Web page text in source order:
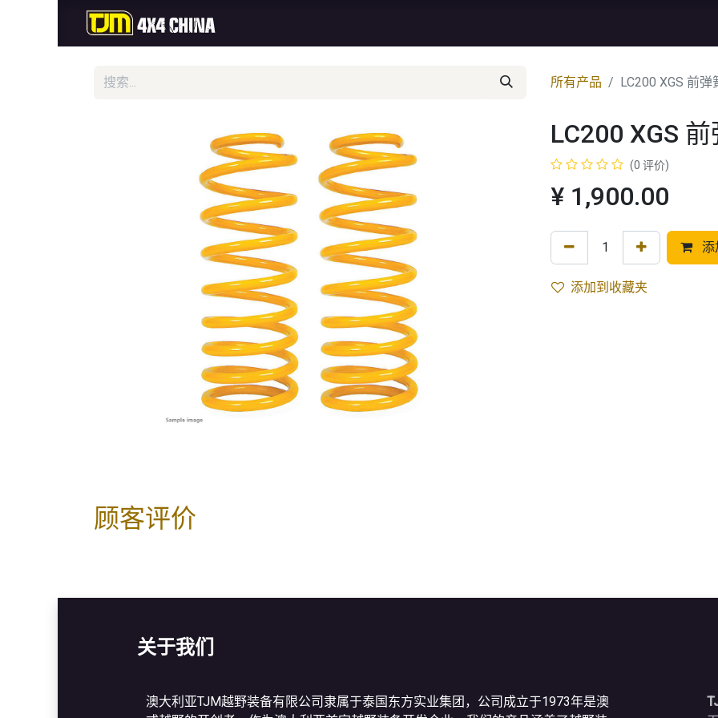
所有产品 LC200 XGS 前
LC200 XGS
(0 评价)
¥ 1,900.00
添
添加到收藏夹
顾客评价
关于我们
澳大利亚TJM越野装备有限公司隶属于泰国东方实业集团，公司成立于1973年是澳